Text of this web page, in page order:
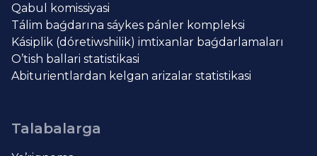
Qabul komissiyasi
Tálim baǵdarına sáykes pánler kompleksi
Kásiplik (dóretiwshilik) imtixanlar baǵdarlamaları
O’tish ballari statistikasi
Abiturientlardan kelgan arizalar statistikasi
Talabalarga